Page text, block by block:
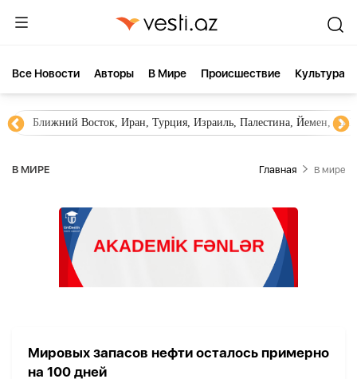
Все Новости Aвторы В Мире Происшествие Культура
Ближний Восток, Иран, Турция, Израиль, Палестина, Йемен,
В МИРЕ Главная В мире
Мировых запасов нефти осталось примерно
на 100 дней